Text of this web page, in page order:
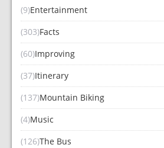
Entertainment
(9)
Facts
(303)
Improving
(60)
Itinerary
(37)
Mountain Biking
(137)
Music
(4)
The Bus
(126)